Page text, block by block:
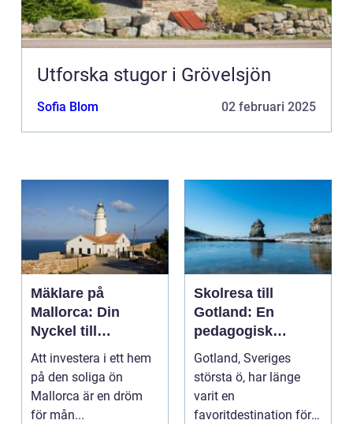
Utforska stugor i Grövelsjön
Sofia Blom 02 februari 2025
Mäklare på
Mallorca: Din
Nyckel till
Drömhemmet
under Solen
Att investera i ett hem
på den soliga ön
Mallorca är en dröm
för mån...
Skolresa till
Gotland: En
pedagogisk
äventyrsresa
Gotland, Sveriges
största ö, har länge
varit en
favoritdestination för